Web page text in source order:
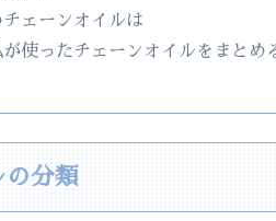
チェーンオイルは
使ったチェーンオイルをまとめ
の分類